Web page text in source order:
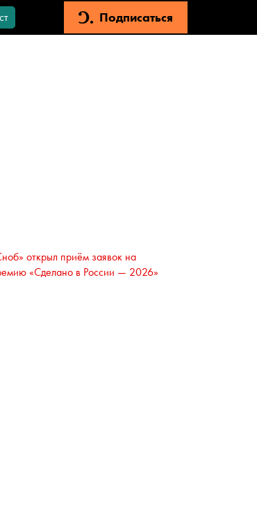
Подписаться
открыл приём заявок на
«Сделано в России — 2026»